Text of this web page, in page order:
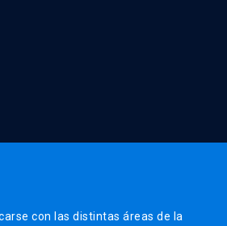
con las distintas áreas de la